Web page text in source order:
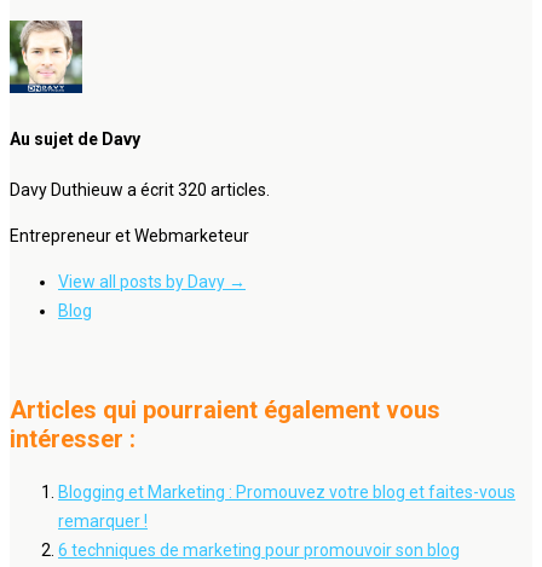
Au sujet de Davy
Davy Duthieuw a écrit 320 articles.
Entrepreneur et Webmarketeur
View all posts by Davy →
Blog
Articles qui pourraient également vous
intéresser :
Blogging et Marketing : Promouvez votre blog et faites-vous
remarquer !
6 techniques de marketing pour promouvoir son blog